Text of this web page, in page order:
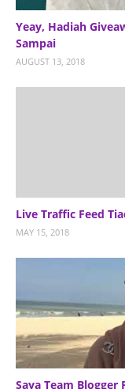
Yeay, Hadiah
Sampai
AUGUST 13, 2018
Live Traffic Feed
MAY 15, 2018
Saya Team Blogger